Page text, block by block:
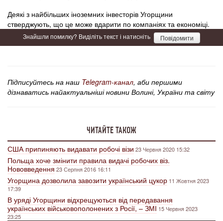
Деякі з найбільших іноземних інвесторів Угорщини
стверджують, що це може вдарити по компаніях та економіці.
Знайшли помилку? Виділіть текст і натисніть Повідомити
Підписуйтесь на наш Telegram-канал, аби першими
дізнаватись найактуальніші новини Волині, України та світу
ЧИТАЙТЕ ТАКОЖ
США припиняють видавати робочі візи 23 Червня 2020 15:32
Польща хоче змінити правила видачі робочих віз.
Нововведення23 Серпня 2016 16:11
Угорщина дозволила завозити український цукор 11 Жовтня 2023
17:39
В уряді Угорщини відхрещуються від передавання
українських військовополонених з Росії, – ЗМІ 15 Червня 2023
23:25